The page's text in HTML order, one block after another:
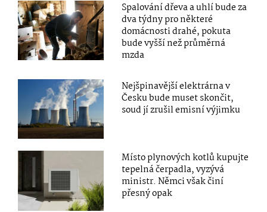
Spalování dřeva a uhlí bude za
dva týdny pro některé
domácnosti drahé, pokuta
bude vyšší než průměrná
mzda
Nejšpinavější elektrárna v
Česku bude muset skončit,
soud jí zrušil emisní výjimku
Místo plynových kotlů kupujte
tepelná čerpadla, vyzývá
ministr. Němci však činí
přesný opak